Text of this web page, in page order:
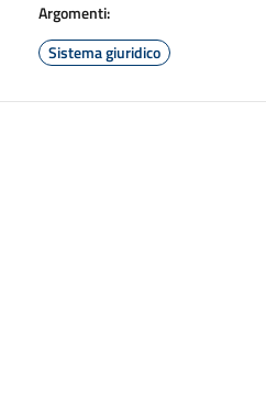
Argomenti:
Sistema giuridico